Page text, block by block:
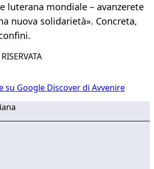
luterana mondiale – avanzerete
nuova solidarietà». Concreta,
su Google Discover di Avvenire